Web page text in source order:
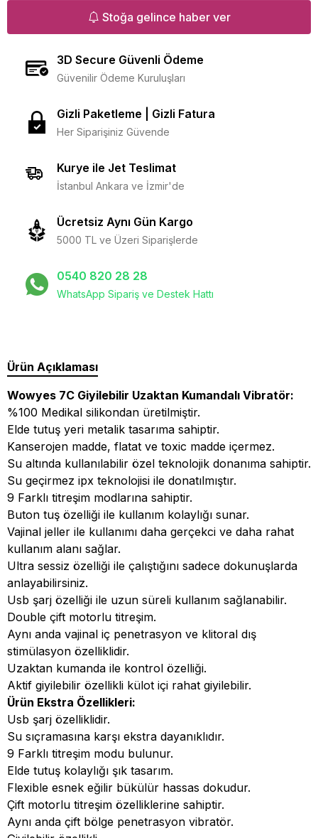
Stoğa gelince haber ver
3D Secure Güvenli Ödeme
Güvenilir Ödeme Kuruluşları
Gizli Paketleme | Gizli Fatura
Her Siparişiniz Güvende
Kurye ile Jet Teslimat
İstanbul Ankara ve İzmir'de
Ücretsiz Aynı Gün Kargo
5000 TL ve Üzeri Siparişlerde
0540 820 28 28
WhatsApp Sipariş ve Destek Hattı
Ürün Açıklaması
Wowyes 7C Giyilebilir Uzaktan Kumandalı Vibratör:
%100 Medikal silikondan üretilmiştir.
Elde tutuş yeri metalik tasarıma sahiptir.
Kanserojen madde, flatat ve toxic madde içermez.
Su altında kullanılabilir özel teknolojik donanıma sahiptir.
Su geçirmez ipx teknolojisi ile donatılmıştır.
9 Farklı titreşim modlarına sahiptir.
Buton tuş özelliği ile kullanım kolaylığı sunar.
Vajinal jeller ile kullanımı daha gerçekci ve daha rahat
kullanım alanı sağlar.
Ultra sessiz özelliği ile çalıştığını sadece dokunuşlarda
anlayabilirsiniz.
Usb şarj özelliği ile uzun süreli kullanım sağlanabilir.
Double çift motorlu titreşim.
Aynı anda vajinal iç penetrasyon ve klitoral dış
stimülasyon özelliklidir.
Uzaktan kumanda ile kontrol özelliği.
Aktif giyilebilir özellikli külot içi rahat giyilebilir.
Ürün Ekstra Özellikleri:
Usb şarj özelliklidir.
Su sıçramasına karşı ekstra dayanıklıdır.
9 Farklı titreşim modu bulunur.
Elde tutuş kolaylığı şık tasarım.
Flexible esnek eğilir bükülür hassas dokudur.
Çift motorlu titreşim özelliklerine sahiptir.
Aynı anda çift bölge penetrasyon vibratör.